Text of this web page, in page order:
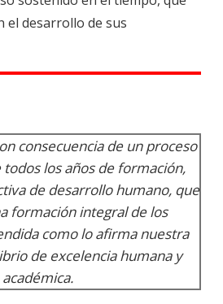
el desarrollo de sus
consecuencia de un proceso
los años de formación,
de desarrollo humano, que
formación integral de los
como lo afirma nuestra
de excelencia humana y
académica.